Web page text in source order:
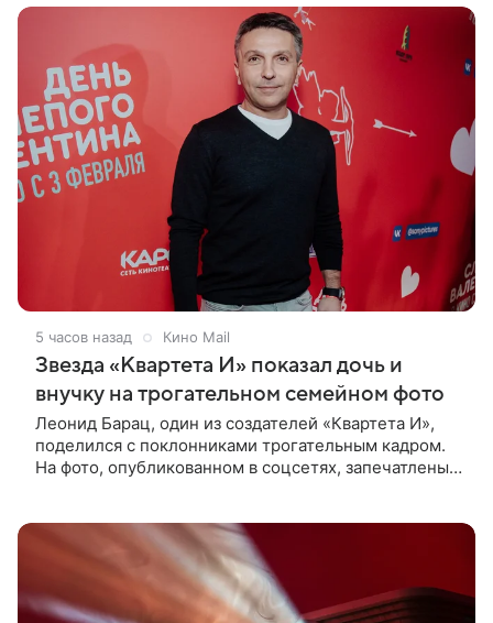
5 часов назад Кино Mail
Звезда «Квартета И» показал дочь и
внучку на трогательном семейном фото
Леонид Барац, один из создателей «Квартета И»,
поделился с поклонниками трогательным кадром.
На фото, опубликованном в соцсетях, запечатлены